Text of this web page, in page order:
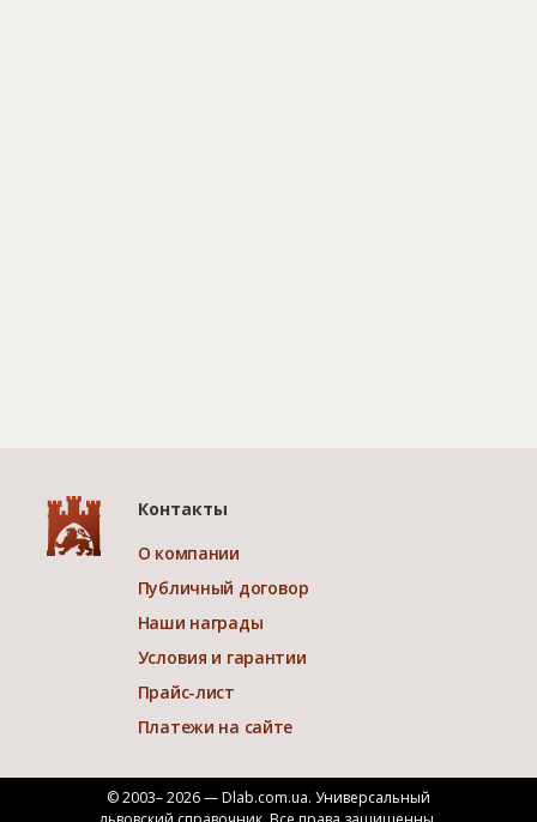
Контакты
О компании
Публичный договор
Наши награды
Условия и гарантии
Прайс-лист
Платежи на сайте
© 2003– 2026 — Dlab.com.ua. Универсальный